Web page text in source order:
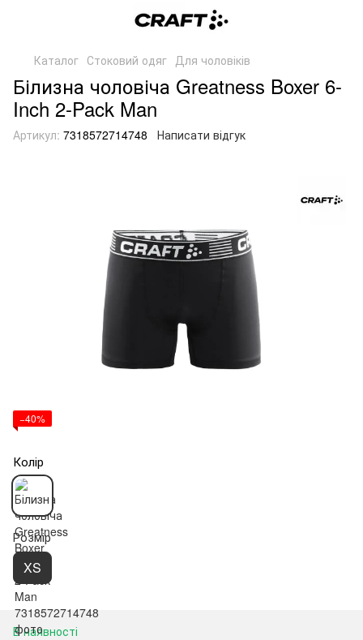
Каталог Стоковий одяг Для чоловіків
Білизна чоловіча Greatness Boxer 6-
Inch 2-Pack Man
Артикул: 7318572714748 Написати відгук
−40%
Колір
Розмір
XS
В наявності